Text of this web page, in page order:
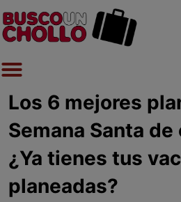
Los 6 mejores
Semana Santa
¿Ya tienes tus
planeadas?